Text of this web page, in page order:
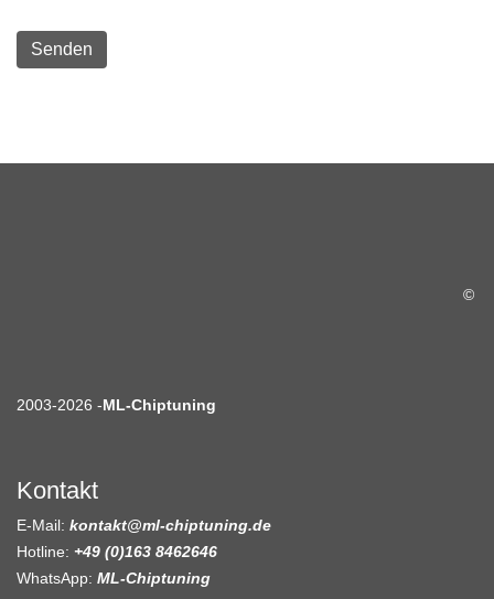
©
2003-2026 -ML-Chiptuning
Kontakt
E-Mail: kontakt@ml-chiptuning.de
Hotline: +49 (0)163 8462646
WhatsApp: ML-Chiptuning